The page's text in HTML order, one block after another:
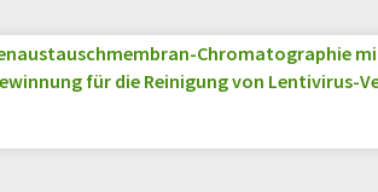
Chromatographie
für die Reinigung von Lentivirus-